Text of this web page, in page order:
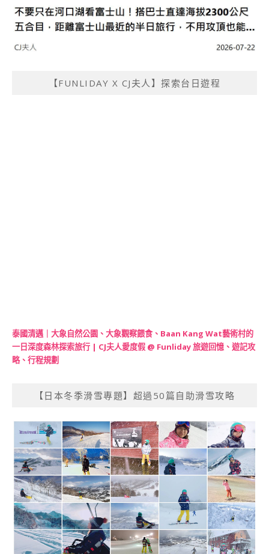
【FUNLIDAY X CJ夫人】探索台日遊程
泰國清邁｜大象自然公園、大象觀察餵食、Baan Kang Wat藝術村的
一日深度森林探索旅行 | CJ夫人愛度假 @ Funliday 旅遊回憶、遊記攻
略、行程規劃
【日本冬季滑雪專題】超過50篇自助滑雪攻略